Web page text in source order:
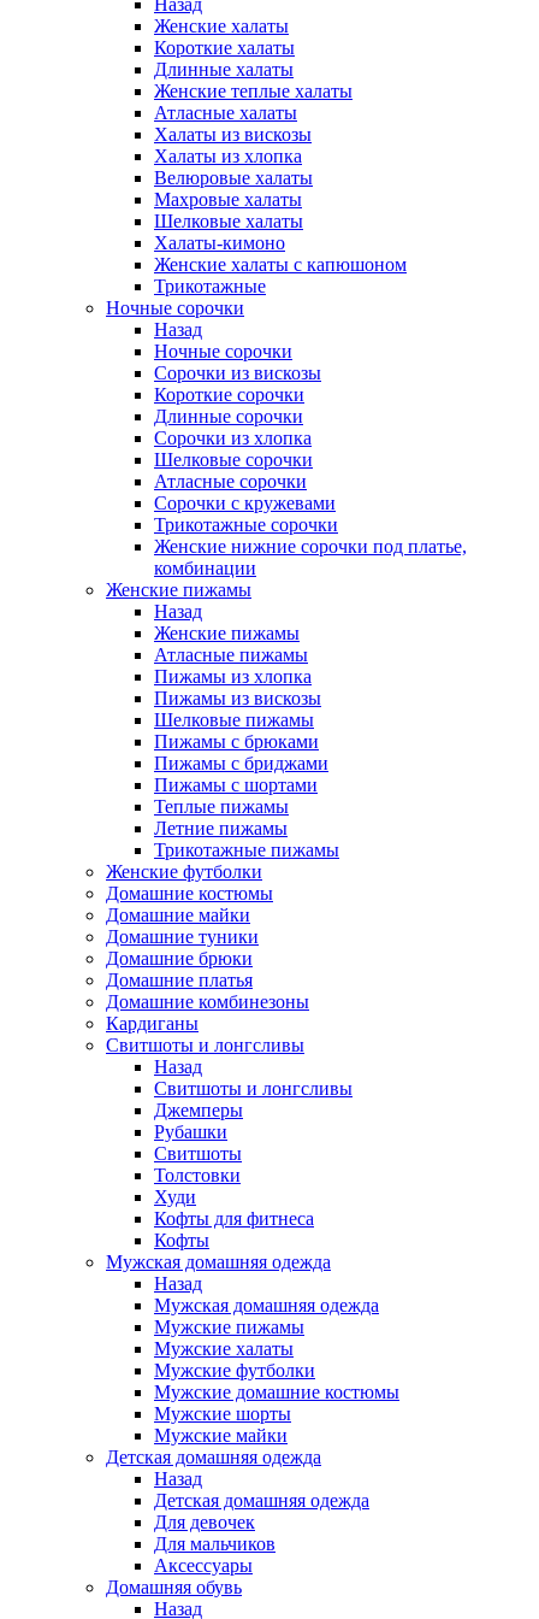
Назад
Женские халаты
Короткие халаты
Длинные халаты
Женские теплые халаты
Атласные халаты
Халаты из вискозы
Халаты из хлопка
Велюровые халаты
Махровые халаты
Шелковые халаты
Халаты-кимоно
Женские халаты с капюшоном
Трикотажные
Ночные сорочки
Назад
Ночные сорочки
Сорочки из вискозы
Короткие сорочки
Длинные сорочки
Сорочки из хлопка
Шелковые сорочки
Атласные сорочки
Сорочки с кружевами
Трикотажные сорочки
Женские нижние сорочки под платье,
комбинации
Женские пижамы
Назад
Женские пижамы
Атласные пижамы
Пижамы из хлопка
Пижамы из вискозы
Шелковые пижамы
Пижамы с брюками
Пижамы с бриджами
Пижамы с шортами
Теплые пижамы
Летние пижамы
Трикотажные пижамы
Женские футболки
Домашние костюмы
Домашние майки
Домашние туники
Домашние брюки
Домашние платья
Домашние комбинезоны
Кардиганы
Свитшоты и лонгсливы
Назад
Свитшоты и лонгсливы
Джемперы
Рубашки
Свитшоты
Толстовки
Худи
Кофты для фитнеса
Кофты
Мужская домашняя одежда
Назад
Мужская домашняя одежда
Мужские пижамы
Мужские халаты
Мужские футболки
Мужские домашние костюмы
Мужские шорты
Мужские майки
Детская домашняя одежда
Назад
Детская домашняя одежда
Для девочек
Для мальчиков
Аксессуары
Домашняя обувь
Назад